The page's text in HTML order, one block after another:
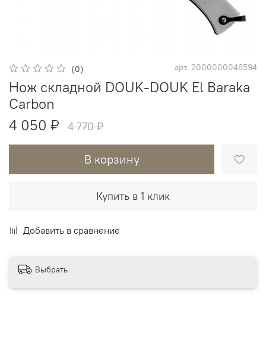
(0) арт. 2000000046594
Нож складной DOUK-DOUK El Baraka
Carbon
4 050 ₽
4 770 ₽
В корзину
Купить в 1 клик
Добавить в сравнение
Выбрать